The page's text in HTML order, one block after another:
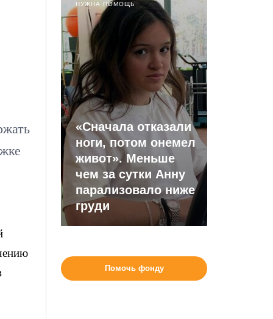
НУЖНА ПОМОЩЬ
«Сначала отказали
ноги, потом онемел
живот». Меньше
чем за сутки Анну
парализовало ниже
груди
Помочь фонду